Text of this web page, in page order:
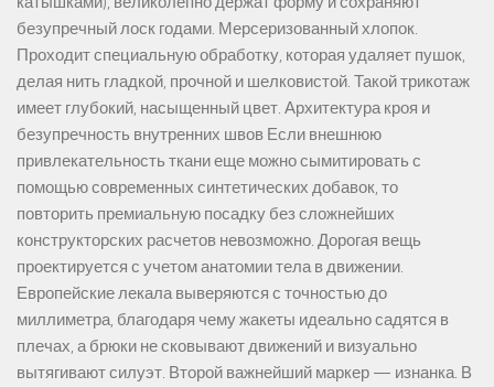
безупречный лоск годами. Мерсеризованный хлопок.
Проходит специальную обработку, которая удаляет пушок,
делая нить гладкой, прочной и шелковистой. Такой трикотаж
имеет глубокий, насыщенный цвет. Архитектура кроя и
безупречность внутренних швов Если внешнюю
привлекательность ткани еще можно сымитировать с
помощью современных синтетических добавок, то
повторить премиальную посадку без сложнейших
конструкторских расчетов невозможно. Дорогая вещь
проектируется с учетом анатомии тела в движении.
Европейские лекала выверяются с точностью до
миллиметра, благодаря чему жакеты идеально садятся в
плечах, а брюки не сковывают движений и визуально
вытягивают силуэт. Второй важнейший маркер — изнанка. В